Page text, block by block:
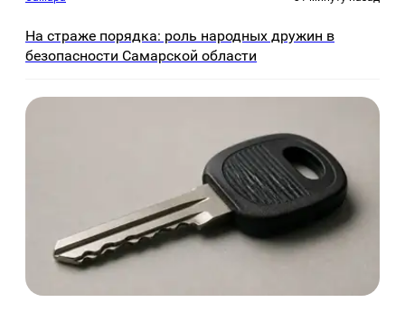
На страже порядка: роль народных дружин в
безопасности Самарской области